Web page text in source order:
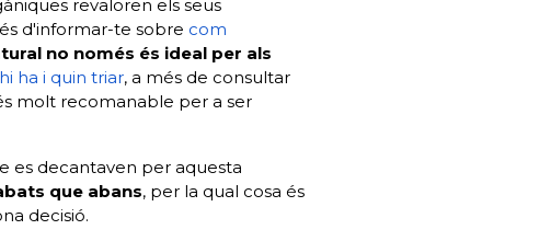
revaloren els seus
d'informar-te sobre com
no només és ideal per als
ha i quin triar, a més de consultar
molt recomanable per a ser
es decantaven per aquesta
que abans, per la qual cosa és
decisió.